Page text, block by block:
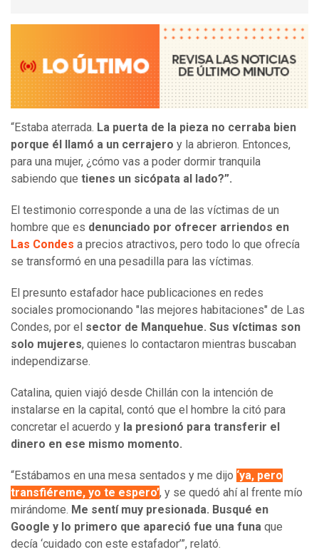
“Estaba aterrada. La puerta de la pieza no cerraba bien
porque él llamó a un cerrajero y la abrieron. Entonces,
para una mujer, ¿cómo vas a poder dormir tranquila
sabiendo que tienes un sicópata al lado?”.
El testimonio corresponde a una de las víctimas de un
hombre que es denunciado por ofrecer arriendos en
Las Condes a precios atractivos, pero todo lo que ofrecía
se transformó en una pesadilla para las víctimas.
El presunto estafador hace publicaciones en redes
sociales promocionando "las mejores habitaciones" de Las
Condes, por el sector de Manquehue. Sus víctimas son
solo mujeres, quienes lo contactaron mientras buscaban
independizarse.
Catalina, quien viajó desde Chillán con la intención de
instalarse en la capital, contó que el hombre la citó para
concretar el acuerdo y la presionó para transferir el
dinero en ese mismo momento.
“Estábamos en una mesa sentados y me dijo ‘ya, pero
transfiéreme, yo te espero’, y se quedó ahí al frente mío
mirándome. Me sentí muy presionada. Busqué en
Google y lo primero que apareció fue una funa que
decía ‘cuidado con este estafador’”, relató.